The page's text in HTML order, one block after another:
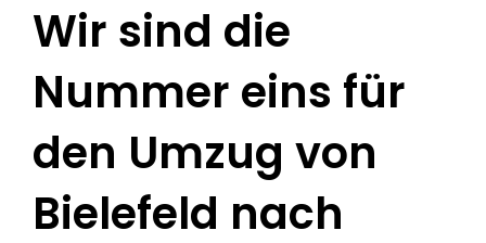
Wir sind die
Nummer eins für
den Umzug von
Bielefeld nach